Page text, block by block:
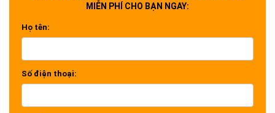
MIỄN PHÍ CHO BẠN NGAY:
Họ tên:
Số điện thoại: